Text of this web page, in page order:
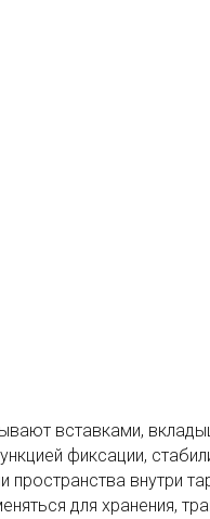
вставками,
фиксации,
пространства внутри
для хранения,